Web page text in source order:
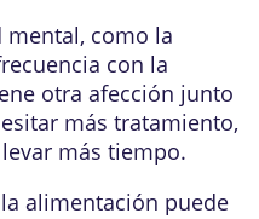
como la
con la
otra afección junto
más tratamiento,
más tiempo.
alimentación puede